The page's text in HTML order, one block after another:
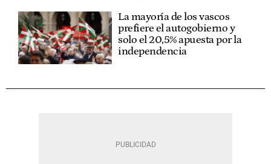
La mayoría de los vascos
prefiere el autogobierno y
solo el 20,5% apuesta por la
independencia